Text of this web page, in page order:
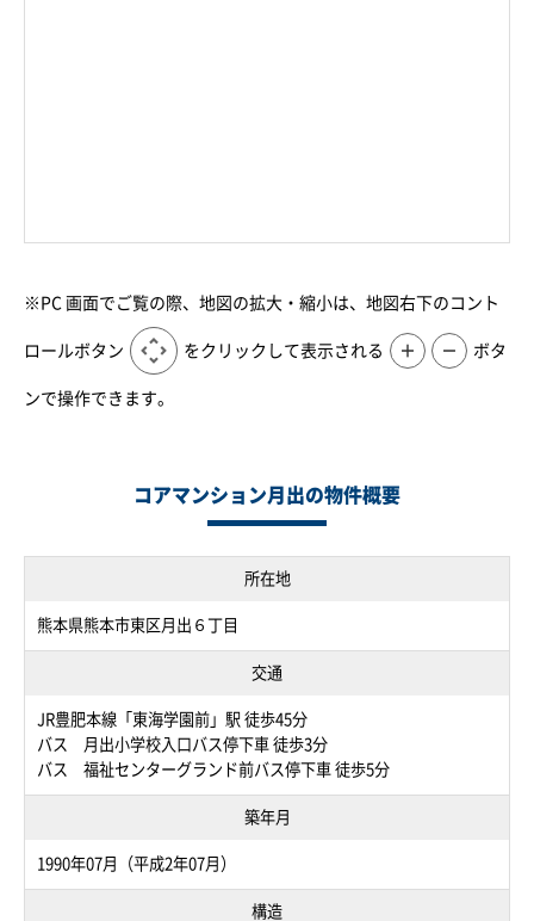
※PC 画面でご覧の際、地図の拡大・縮小は、地図右下のコント
ロールボタン をクリックして表示される ＋ － ボタ
ンで操作できます。
コアマンション月出の物件概要
所在地
熊本県熊本市東区月出６丁目
交通
JR豊肥本線「東海学園前」駅 徒歩45分
バス 月出小学校入口バス停下車 徒歩3分
バス 福祉センターグランド前バス停下車 徒歩5分
築年月
1990年07月（平成2年07月）
構造